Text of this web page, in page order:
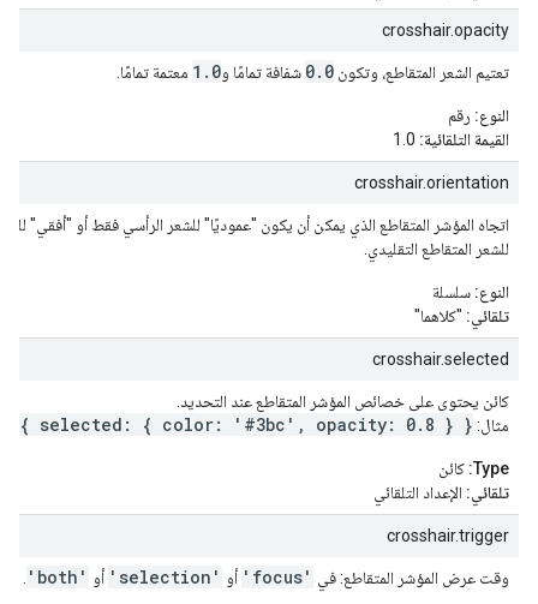
crosshair.opacity
تعتيم الشعر المتقاطع، وتكون 0.0 شفافة تمامًا و1.0 معتمة تمامًا.
النوع: رقم
القيمة التلقائية:
crosshair.orientation
اتجاه المؤشر المتقاطع الذي يمكن أن يكون "عموديًا" للشعر الرأسي فقط أو "أفقي"
للشعر المتقاطع التقليدي.
النوع: سلسلة
تلقائي: "كلاهما"
crosshair.selected
كائن يحتوي على خصائص المؤشر المتقاطع عند التحديد.
مثال: { selected: { color: '#3bc', opacity: 0.8 } }
Type: كائن
تلقائي: الإعداد التلقائي
crosshair.trigger
وقت عرض المؤشر المتقاطع: في 'focus' أو 'selection' أو 'both'